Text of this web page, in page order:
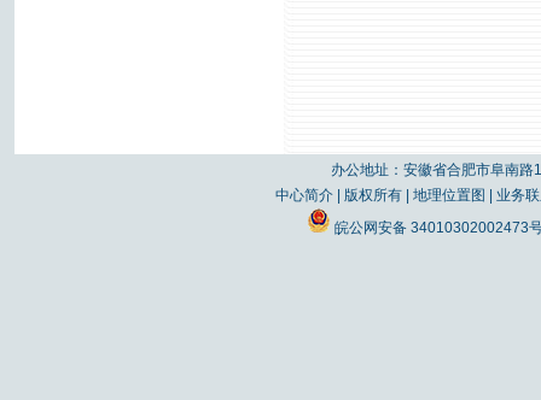
办公地址：安徽省合肥市阜南
中心简介| 版权所有| 地理位置图
业务
皖公网安备 34010302002473